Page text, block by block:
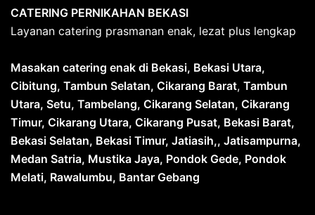
CATERING PERNIKAHAN BEKASI
Layanan catering prasmanan enak, lezat plus lengkap
Masakan catering enak di Bekasi, Bekasi Utara,
Cibitung, Tambun Selatan, Cikarang Barat, Tambun
Utara, Setu, Tambelang, Cikarang Selatan, Cikarang
Timur, Cikarang Utara, Cikarang Pusat, Bekasi Barat,
Bekasi Selatan, Bekasi Timur, Jatiasih,, Jatisampurna,
Medan Satria, Mustika Jaya, Pondok Gede, Pondok
Melati, Rawalumbu, Bantar Gebang